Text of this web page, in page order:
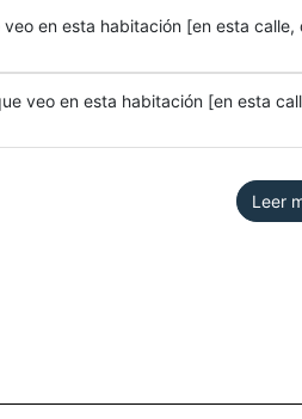
en esta habitación [en esta
veo en esta habitación [en esta
Leer